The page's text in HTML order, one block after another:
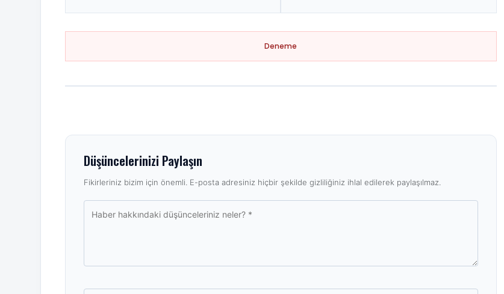
Deneme
Düşüncelerinizi Paylaşın
Fikirleriniz bizim için önemli. E-posta adresiniz hiçbir şekilde gizliliğiniz ihlal edilerek paylaşılmaz.